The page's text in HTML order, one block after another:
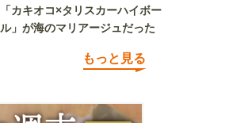
「カキオコ×タリスカーハイボー
ル」が海のマリアージュだった
もっと見る